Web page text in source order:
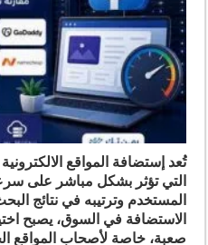
التي تؤثر بشكل مباشر على
المستخدم وترتيبه في نتائج
الاستضافة في السوق، يصبح
صعبة، خاصة لأصحاب المواقع